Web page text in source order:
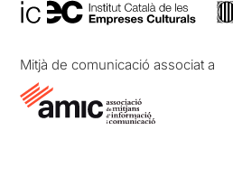
Mitjà de comunicació associat a